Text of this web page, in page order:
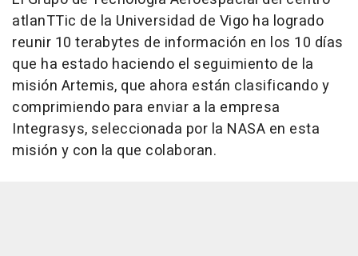
atlanTTic de la Universidad de Vigo ha logrado
reunir 10 terabytes de información en los 10 días
que ha estado haciendo el seguimiento de la
misión Artemis, que ahora están clasificando y
comprimiendo para enviar a la empresa
Integrasys, seleccionada por la NASA en esta
misión y con la que colaboran.